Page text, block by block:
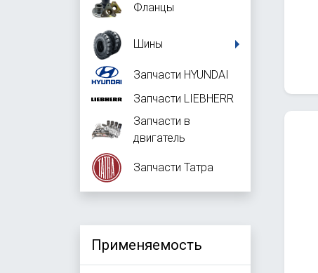
Фланцы
Шины
Запчасти HYUNDAI
Запчасти LIEBHERR
Запчасти в
двигатель
Запчасти Татра
Применяемость